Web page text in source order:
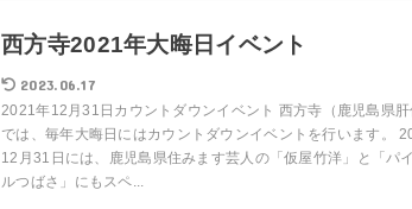
西方寺2021年大晦日イベント
2023.06.17
2021年12月31日カウントダウンイベント 西方寺（鹿児島県肝
では、毎年大晦日にはカウントダウンイベントを行います。
12月31日には、鹿児島県住みます芸人の「仮屋竹洋」と「パ
ルつばさ」にもスペ...